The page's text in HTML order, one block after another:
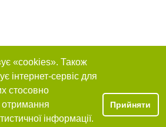
«cookies». Також
інтернет-сервіс для
стосовно
отримання
інформації.
Прийняти